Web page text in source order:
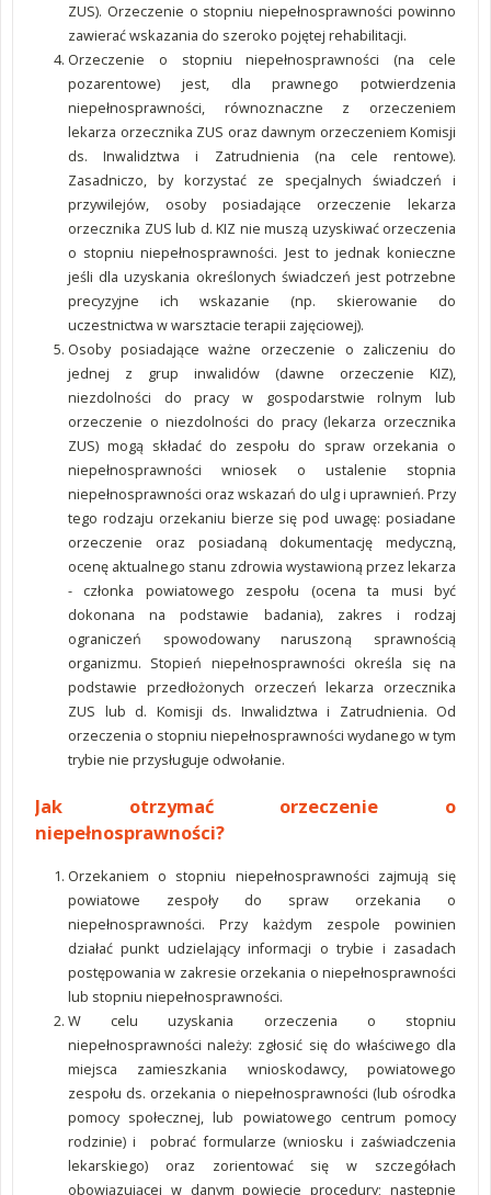
ZUS). Orzeczenie o stopniu niepełnosprawności powinno
zawierać wskazania do szeroko pojętej rehabilitacji.
Orzeczenie o stopniu niepełnosprawności (na cele
pozarentowe) jest, dla prawnego potwierdzenia
niepełnosprawności, równoznaczne z orzeczeniem
lekarza orzecznika ZUS oraz dawnym orzeczeniem Komisji
ds. Inwalidztwa i Zatrudnienia (na cele rentowe).
Zasadniczo, by korzystać ze specjalnych świadczeń i
przywilejów, osoby posiadające orzeczenie lekarza
orzecznika ZUS lub d. KIZ nie muszą uzyskiwać orzeczenia
o stopniu niepełnosprawności. Jest to jednak konieczne
jeśli dla uzyskania określonych świadczeń jest potrzebne
precyzyjne ich wskazanie (np. skierowanie do
uczestnictwa w warsztacie terapii zajęciowej).
Osoby posiadające ważne orzeczenie o zaliczeniu do
jednej z grup inwalidów (dawne orzeczenie KIZ),
niezdolności do pracy w gospodarstwie rolnym lub
orzeczenie o niezdolności do pracy (lekarza orzecznika
ZUS) mogą składać do zespołu do spraw orzekania o
niepełnosprawności wniosek o ustalenie stopnia
niepełnosprawności oraz wskazań do ulg i uprawnień. Przy
tego rodzaju orzekaniu bierze się pod uwagę: posiadane
orzeczenie oraz posiadaną dokumentację medyczną,
ocenę aktualnego stanu zdrowia wystawioną przez lekarza
- członka powiatowego zespołu (ocena ta musi być
dokonana na podstawie badania), zakres i rodzaj
ograniczeń spowodowany naruszoną sprawnością
organizmu. Stopień niepełnosprawności określa się na
podstawie przedłożonych orzeczeń lekarza orzecznika
ZUS lub d. Komisji ds. Inwalidztwa i Zatrudnienia. Od
orzeczenia o stopniu niepełnosprawności wydanego w tym
trybie nie przysługuje odwołanie.
Jak otrzymać orzeczenie o
niepełnosprawności?
Orzekaniem o stopniu niepełnosprawności zajmują się
powiatowe zespoły do spraw orzekania o
niepełnosprawności. Przy każdym zespole powinien
działać punkt udzielający informacji o trybie i zasadach
postępowania w zakresie orzekania o niepełnosprawności
lub stopniu niepełnosprawności.
W celu uzyskania orzeczenia o stopniu
niepełnosprawności należy: zgłosić się do właściwego dla
miejsca zamieszkania wnioskodawcy, powiatowego
zespołu ds. orzekania o niepełnosprawności (lub ośrodka
pomocy społecznej, lub powiatowego centrum pomocy
rodzinie) i pobrać formularze (wniosku i zaświadczenia
lekarskiego) oraz zorientować się w szczegółach
obowiązującej w danym powiecie procedury; następnie